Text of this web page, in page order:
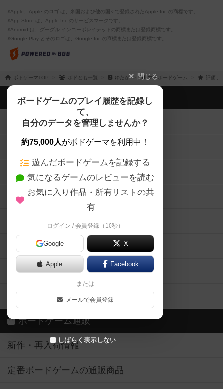
※Apple、Apple のロゴ は、米国および他の国々で登録されたApple Inc.の商標です。
※App Store は、Apple Inc.のサービスマークです。
※Android は、グーグル インコーポレイテッドの商標または登録商標です。
※Google Play とそのロゴは、Google Inc.の商標または登録商標です。
ボドゲーマTOP ボドとも一覧 ゆたか マイボードゲーム 評価し
閉じる
ボードゲームのプレイ履歴を記録し
て、
自分のデータを管理しませんか？
約75,000人がボドゲーマを利用中！
遊んだボードゲームを記録する
気になるゲームのレビューを読む
お気に入り作品・所有リストの共
有
ログイン / 会員登録（10秒）
Google X
Apple Facebook
または
メールで会員登録
しばらく表示しない
ボドゲーマTOP
ボードゲームを検索する
ボードゲームの新着レビュー
ボードゲーム会情報
メカニクス特集
掲示板・トピックス
ボドとも・会員一覧
ボードゲーム業界コラム
ボドゲーマご利用案内
ボードゲーム通販
新作・再入荷情報
定番ボードゲームの通販商品